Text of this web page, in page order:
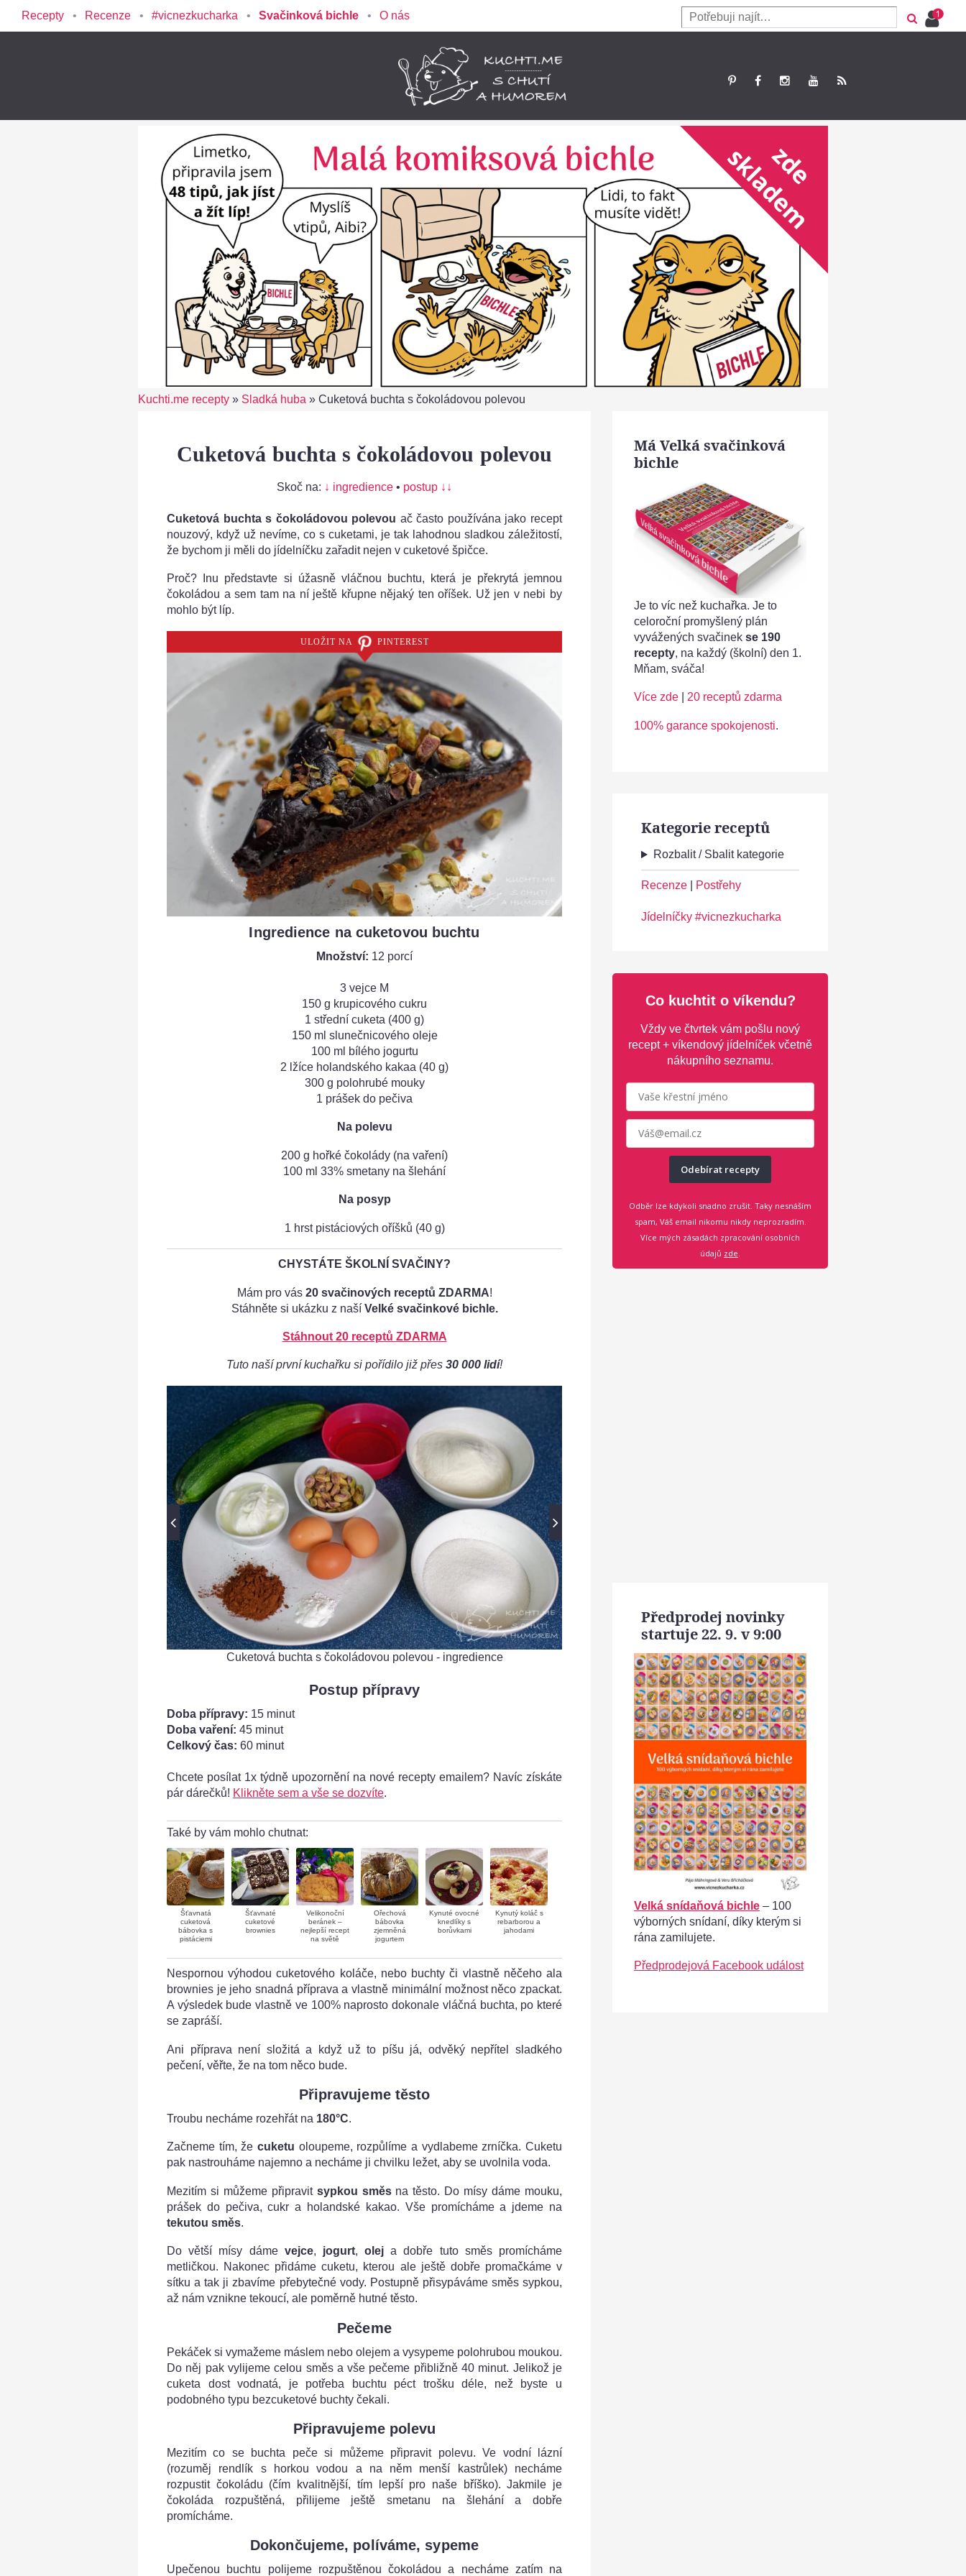
Recepty Recenze #vicnezkucharka Svačinková bichle O nás
Kuchti.me recepty » Sladká huba » Cuketová buchta s čokoládovou polevou
Cuketová buchta s čokoládovou polevou
Skoč na: ↓ ingredience • postup ↓↓
Cuketová buchta s čokoládovou polevou ač často používána jako recept
nouzový, když už nevíme, co s cuketami, je tak lahodnou sladkou záležitostí,
že bychom ji měli do jídelníčku zařadit nejen v cuketové špičce.
Proč? Inu představte si úžasně vláčnou buchtu, která je překrytá jemnou
čokoládou a sem tam na ní ještě křupne nějaký ten oříšek. Už jen v nebi by
mohlo být líp.
ULOŽIT NA PINTEREST
Ingredience na cuketovou buchtu
Množství: 12 porcí
3 vejce M
150 g krupicového cukru
1 střední cuketa (400 g)
150 ml slunečnicového oleje
100 ml bílého jogurtu
2 lžíce holandského kakaa (40 g)
300 g polohrubé mouky
1 prášek do pečiva
Na polevu
200 g hořké čokolády (na vaření)
100 ml 33% smetany na šlehání
Na posyp
1 hrst pistáciových oříšků (40 g)
CHYSTÁTE ŠKOLNÍ SVAČINY?
Mám pro vás 20 svačinových receptů ZDARMA!
Stáhněte si ukázku z naší Velké svačinkové bichle.
Stáhnout 20 receptů ZDARMA
Tuto naší první kuchařku si pořídilo již přes 30 000 lidí!
Cuketová buchta s čokoládovou polevou - ingredience Cuketová buchta s čokoládovou polevou - sypká část korpusu
Postup přípravy
Doba přípravy: 15 minut
Doba vaření: 45 minut
Celkový čas: 60 minut
Chcete posílat 1x týdně upozornění na nové recepty emailem? Navíc získáte
pár dárečků! Klikněte sem a vše se dozvíte.
Také by vám mohlo chutnat:
Šťavnatá
cuketová
bábovka s
pistáciemi
Šťavnaté
cuketové
brownies
Velikonoční
beránek –
nejlepší recept
na světě
Ořechová
bábovka
zjemněná
jogurtem
Kynuté ovocné
knedlíky s
borůvkami
Kynutý koláč s
rebarborou a
jahodami
Nespornou výhodou cuketového koláče, nebo buchty či vlastně něčeho ala
brownies je jeho snadná příprava a vlastně minimální možnost něco zpackat.
A výsledek bude vlastně ve 100% naprosto dokonale vláčná buchta, po které
se zapráší.
Ani příprava není složitá a když už to píšu já, odvěký nepřítel sladkého
pečení, věřte, že na tom něco bude.
Připravujeme těsto
Troubu necháme rozehřát na 180°C.
Začneme tím, že cuketu oloupeme, rozpůlíme a vydlabeme zrníčka. Cuketu
pak nastrouháme najemno a necháme ji chvilku ležet, aby se uvolnila voda.
Mezitím si můžeme připravit sypkou směsna těsto. Do mísy dáme mouku,
prášek do pečiva, cukr a holandské kakao. Vše promícháme a jdeme na
tekutou směs.
Do větší mísy dáme vejce, jogurt,olej a dobře tuto směs promícháme
metličkou. Nakonec přidáme cuketu, kterou ale ještě dobře promačkáme v
sítku a tak ji zbavíme přebytečné vody. Postupně přisypáváme směs sypkou,
až nám vznikne tekoucí, ale poměrně hutné těsto.
Pečeme
Pekáček si vymažeme máslem nebo olejem a vysypeme polohrubou moukou.
Do něj pak vylijeme celou směs a vše pečeme přibližně 40 minut. Jelikož je
cuketa dost vodnatá, je potřeba buchtu péct trošku déle, než byste u
podobného typu bezcuketové buchty čekali.
Připravujeme polevu
Mezitím co se buchta peče si můžeme připravit polevu. Ve vodní lázní
(rozuměj rendlík s horkou vodou a na něm menší kastrůlek) necháme
rozpustit čokoládu (čím kvalitnější, tím lepší pro naše bříško). Jakmile je
čokoláda rozpuštěná, přilijeme ještě smetanu na šlehání a dobře
promícháme.
Dokončujeme, políváme, sypeme
Upečenou buchtu polijeme rozpuštěnou čokoládou a necháme zatím na
Má Velká svačinková
bichle
Je to víc než kuchařka. Je to
celoroční promyšlený plán
vyvážených svačinek se 190
recepty, na každý (školní) den 1.
Mňam, sváča!
Více zde 20 receptů zdarma
100% garance spokojenosti.
Kategorie receptů
Rozbalit / Sbalit kategorie
Recenze Postřehy
Jídelníčky #vicnezkucharka
Co kuchtit o víkendu?
Vždy ve čtvrtek vám pošlu nový
recept + víkendový jídelníček včetně
nákupního seznamu.
Odebírat recepty
Odběr lze kdykoli snadno zrušit. Taky nesnáším
spam, Váš email nikomu nikdy neprozradím.
Více mých zásadách zpracování osobních
údajů zde
Předprodej novinky
startuje 22. 9. v 9:00
Velká snídaňová bichle – 100
výborných snídaní, díky kterým si
rána zamilujete.
Předprodejová Facebook událost